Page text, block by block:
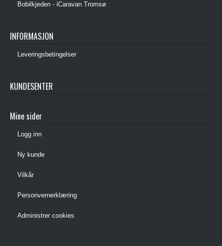
Bobilkjeden - iCaravan Tromsø
INFORMASJON
Leveringsbetingelser
KUNDESENTER
Mine sider
Logg inn
Ny kunde
Vilkår
Personvernerklæring
Administrer cookies